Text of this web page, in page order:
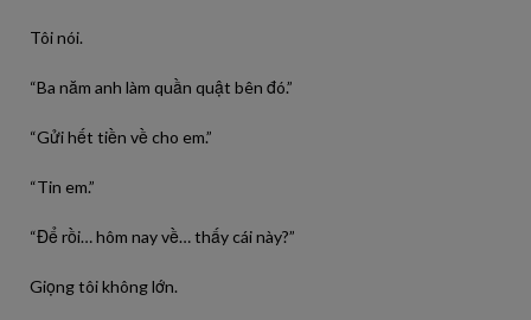
Tôi nói.
“Ba năm anh làm quần quật bên đó.”
“Gửi hết tiền về cho em.”
“Tin em.”
“Để rồi… hôm nay về… thấy cái này?”
Giọng tôi không lớn.